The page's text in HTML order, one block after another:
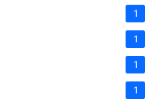
1
1
1
1